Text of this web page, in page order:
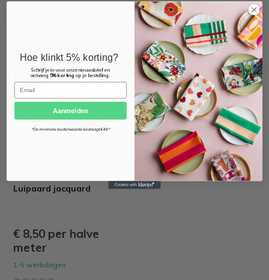
Luipaard jacquard
€ 8,50 per halve
meter
1-5 werkdagen
Hoe klinkt 5% korting?
Schrijf je in voor onze nieuwsbrief en
ontvang 5% kortingop je bestelling.
Email
Aanmelden
*De minimale bestelwaarde bedraagt €49.*